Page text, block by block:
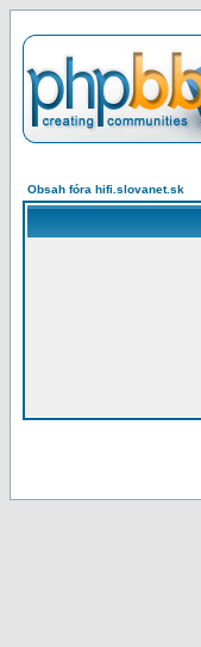
Obsah fóra hifi.slovanet.sk